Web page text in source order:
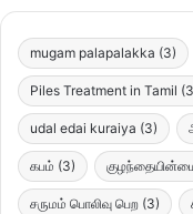
mugam palapalakka (3)
Piles Treatment in Tamil
udal edai kuraiya (3)
கபம் (3)
சருமம் பொலிவு பெற (3)